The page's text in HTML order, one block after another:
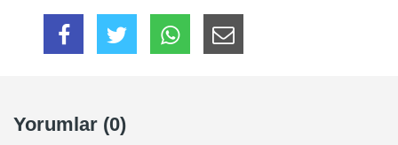
Yorumlar (0)